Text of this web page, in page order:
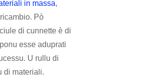
in massa,
Pò
di cunnette è di
esse aduprati
U rullu di
di materiali.